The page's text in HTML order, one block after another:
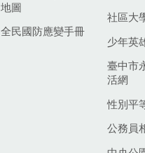
地圖
全民國防應變手冊
社區大
少年英
臺中市
活網
性別平
公務員